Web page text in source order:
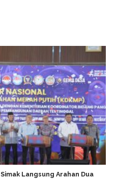
Langsung Arahan Dua